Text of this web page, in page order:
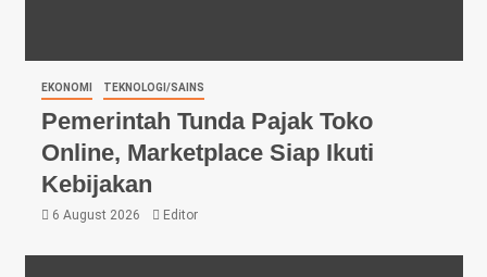
EKONOMI TEKNOLOGI/SAINS
Pemerintah Tunda Pajak Toko
Online, Marketplace Siap Ikuti
Kebijakan
6 August 2026 Editor